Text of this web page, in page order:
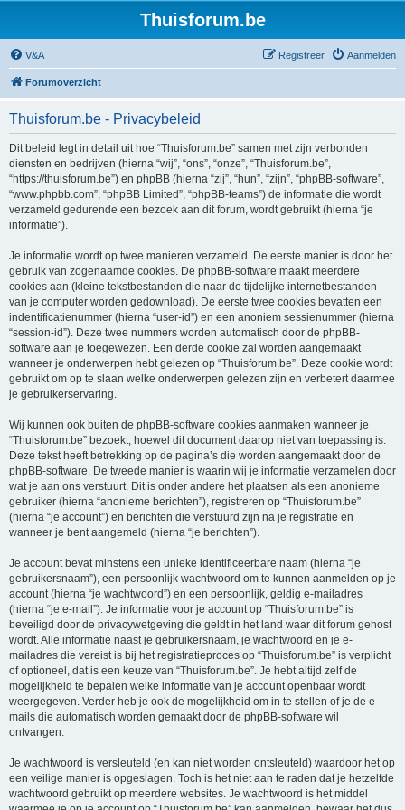
Thuisforum.be
V&A Aanmelden
Registreer
Forumoverzicht
Thuisforum.be - Privacybeleid
Dit beleid legt in detail uit hoe “Thuisforum.be” samen met zijn verbonden
diensten en bedrijven (hierna “wij”, “ons”, “onze”, “Thuisforum.be”,
“https://thuisforum.be”) en phpBB (hierna “zij”, “hun”, “zijn”, “phpBB-software”,
“www.phpbb.com”, “phpBB Limited”, “phpBB-teams”) de informatie die wordt
verzameld gedurende een bezoek aan dit forum, wordt gebruikt (hierna “je
informatie”).
Je informatie wordt op twee manieren verzameld. De eerste manier is door het
gebruik van zogenaamde cookies. De phpBB-software maakt meerdere
cookies aan (kleine tekstbestanden die naar de tijdelijke internetbestanden
van je computer worden gedownload). De eerste twee cookies bevatten een
indentificatienummer (hierna “user-id”) en een anoniem sessienummer (hierna
“session-id”). Deze twee nummers worden automatisch door de phpBB-
software aan je toegewezen. Een derde cookie zal worden aangemaakt
wanneer je onderwerpen hebt gelezen op “Thuisforum.be”. Deze cookie wordt
gebruikt om op te slaan welke onderwerpen gelezen zijn en verbetert daarmee
je gebruikerservaring.
Wij kunnen ook buiten de phpBB-software cookies aanmaken wanneer je
“Thuisforum.be” bezoekt, hoewel dit document daarop niet van toepassing is.
Deze tekst heeft betrekking op de pagina’s die worden aangemaakt door de
phpBB-software. De tweede manier is waarin wij je informatie verzamelen door
wat je aan ons verstuurt. Dit is onder andere het plaatsen als een anonieme
gebruiker (hierna “anonieme berichten”), registreren op “Thuisforum.be”
(hierna “je account”) en berichten die verstuurd zijn na je registratie en
wanneer je bent aangemeld (hierna “je berichten”).
Je account bevat minstens een unieke identificeerbare naam (hierna “je
gebruikersnaam”), een persoonlijk wachtwoord om te kunnen aanmelden op je
account (hierna “je wachtwoord”) en een persoonlijk, geldig e-mailadres
(hierna “je e-mail”). Je informatie voor je account op “Thuisforum.be” is
beveiligd door de privacywetgeving die geldt in het land waar dit forum gehost
wordt. Alle informatie naast je gebruikersnaam, je wachtwoord en je e-
mailadres die vereist is bij het registratieproces op “Thuisforum.be” is verplicht
of optioneel, dat is een keuze van “Thuisforum.be”. Je hebt altijd zelf de
mogelijkheid te bepalen welke informatie van je account openbaar wordt
weergegeven. Verder heb je ook de mogelijkheid om in te stellen of je de e-
mails die automatisch worden gemaakt door de phpBB-software wil
ontvangen.
Je wachtwoord is versleuteld (en kan niet worden ontsleuteld) waardoor het op
een veilige manier is opgeslagen. Toch is het niet aan te raden dat je hetzelfde
wachtwoord gebruikt op meerdere websites. Je wachtwoord is het middel